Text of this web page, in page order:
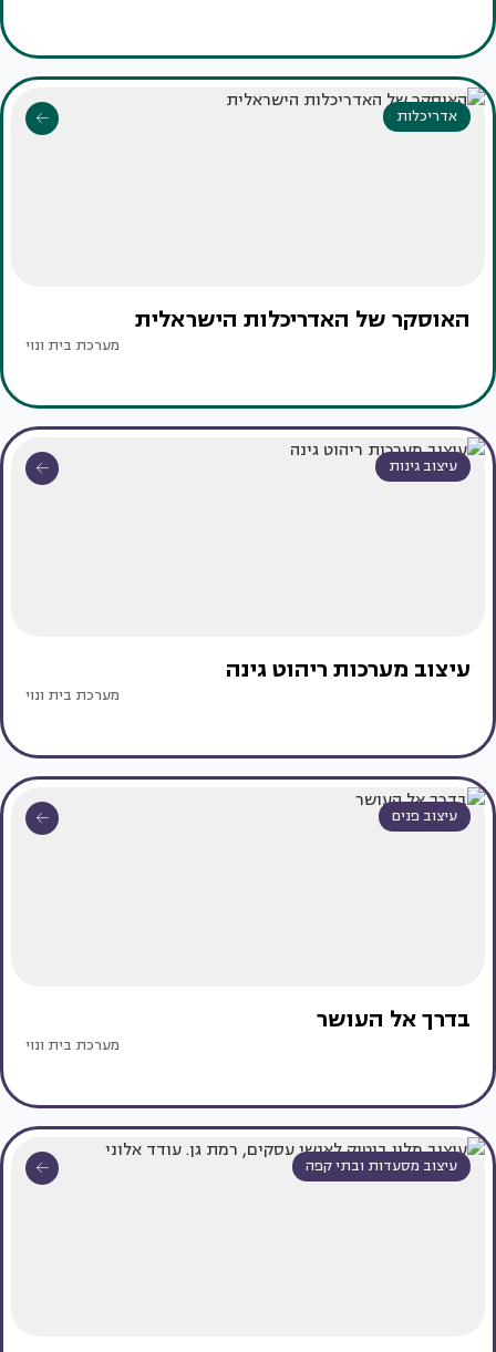
אדריכלות
האוסקר של האדריכלות הישראלית
מערכת בית ונוי
עיצוב גינות
עיצוב מערכות ריהוט גינה
מערכת בית ונוי
עיצוב פנים
בדרך אל העושר
מערכת בית ונוי
עיצוב מסעדות ובתי קפה